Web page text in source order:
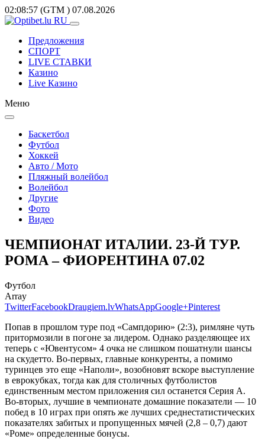
02:08:57 (GTM ) 07.08.2026
Предложения
СПОРТ
LIVE СТАВКИ
Казино
Live Казино
Меню
Баскетбол
Футбол
Хоккей
Авто / Мото
Пляжный волейбол
Волейбол
Другие
Фото
Видео
ЧЕМПИОНАТ ИТАЛИИ. 23-Й ТУР.
РОМА – ФИОРЕНТИНА 07.02
Футбол
Array
TwitterFacebookDraugiem.lvWhatsAppGoogle+Pinterest
Попав в прошлом туре под «Сампдорию» (2:3), римляне чуть
притормозили в погоне за лидером. Однако разделяющее их
теперь с «Ювентусом» 4 очка не слишком пошатнули шансы
на скудетто. Во-первых, главные конкуренты, а помимо
туринцев это еще «Наполи», возобновят вскоре выступление
в еврокубках, тогда как для столичных футболистов
единственным местом приложения сил останется Серия А.
Во-вторых, лучшие в чемпионате домашние показатели — 10
побед в 10 играх при опять же лучших среднестатистических
показателях забитых и пропущенных мячей (2,8 – 0,7) дают
«Роме» определенные бонусы.